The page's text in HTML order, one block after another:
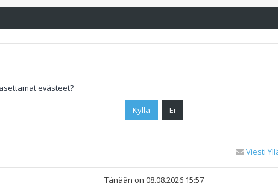
evästeet?
Viesti
Tänään on 08.08.2026 15:57